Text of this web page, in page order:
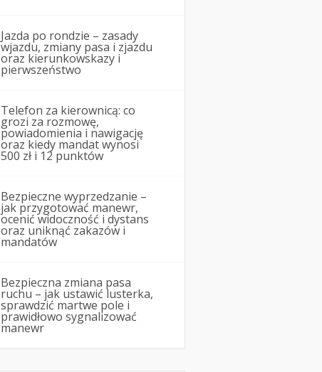
Jazda po rondzie – zasady
wjazdu, zmiany pasa i zjazdu
oraz kierunkowskazy i
pierwszeństwo
Telefon za kierownicą: co
grozi za rozmowę,
powiadomienia i nawigację
oraz kiedy mandat wynosi
500 zł i 12 punktów
Bezpieczne wyprzedzanie –
jak przygotować manewr,
ocenić widoczność i dystans
oraz uniknąć zakazów i
mandatów
Bezpieczna zmiana pasa
ruchu – jak ustawić lusterka,
sprawdzić martwe pole i
prawidłowo sygnalizować
manewr